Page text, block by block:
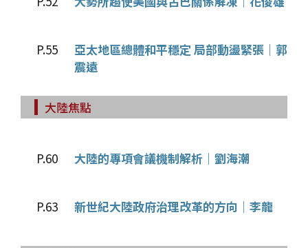
P.55
亞太地區總體和平穩定 局部動盪緊張｜郭
震遠
大陸焦點
P.60 大陸的專項會議機制解析｜劉海潮
P.63 新世紀大陸政府治理改革的方向｜李龍